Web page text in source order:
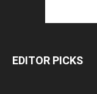
EDITOR PICKS